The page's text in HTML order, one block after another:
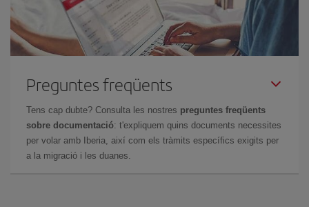
Preguntes freqüents
Tens cap dubte? Consulta les nostres preguntes freqüents
sobre documentació: t'expliquem quins documents necessites
per volar amb Iberia, així com els tràmits específics exigits per
a la migració i les duanes.